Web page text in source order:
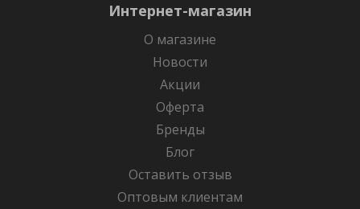
Интернет-магазин
О магазине
Новости
Акции
Оферта
Бренды
Блог
Оставить отзыв
Оптовым клиентам